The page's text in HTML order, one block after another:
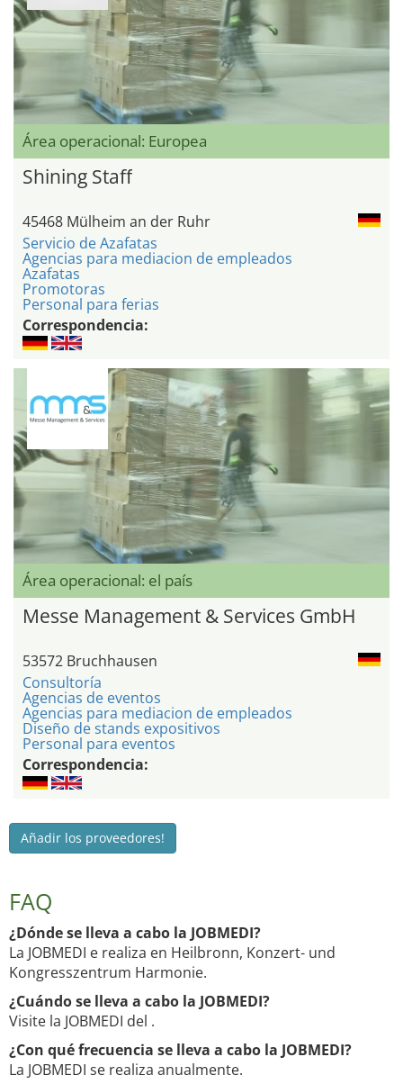
Área operacional: Europea
Shining Staff
45468 Mülheim an der Ruhr
Servicio de Azafatas
Agencias para mediacion de empleados
Azafatas
Promotoras
Personal para ferias
Correspondencia:
Área operacional: el país
Messe Management & Services GmbH
53572 Bruchhausen
Consultoría
Agencias de eventos
Agencias para mediacion de empleados
Diseño de stands expositivos
Personal para eventos
Correspondencia:
Añadir los proveedores!
FAQ
¿Dónde se lleva a cabo la JOBMEDI?
La JOBMEDI e realiza en Heilbronn, Konzert- und
Kongresszentrum Harmonie.
¿Cuándo se lleva a cabo la JOBMEDI?
Visite la JOBMEDI del .
¿Con qué frecuencia se lleva a cabo la JOBMEDI?
La JOBMEDI se realiza anualmente.